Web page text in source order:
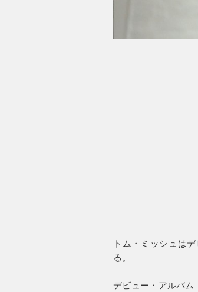
トム・ミッシュは
る。
デビュー・アルバム